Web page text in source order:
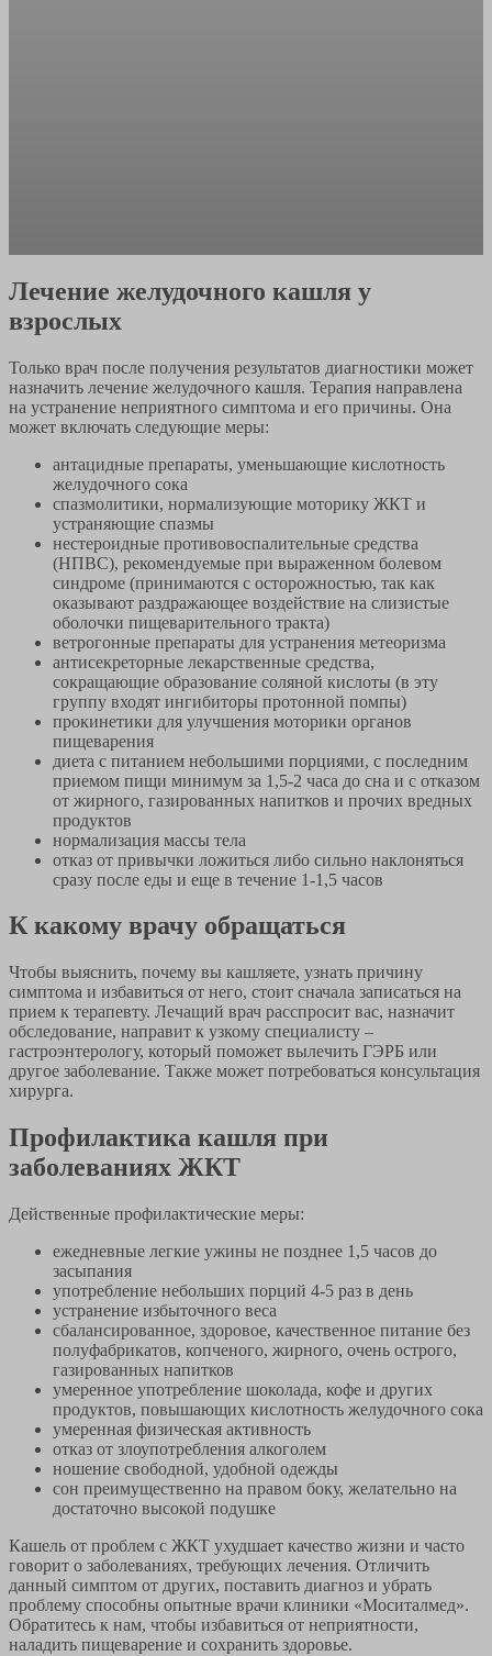
Лечение желудочного кашля у
взрослых
Только врач после получения результатов диагностики может
назначить лечение желудочного кашля. Терапия направлена
на устранение неприятного симптома и его причины. Она
может включать следующие меры:
антацидные препараты, уменьшающие кислотность
желудочного сока
спазмолитики, нормализующие моторику ЖКТ и
устраняющие спазмы
нестероидные противовоспалительные средства
(НПВС), рекомендуемые при выраженном болевом
синдроме (принимаются с осторожностью, так как
оказывают раздражающее воздействие на слизистые
оболочки пищеварительного тракта)
ветрогонные препараты для устранения метеоризма
антисекреторные лекарственные средства,
сокращающие образование соляной кислоты (в эту
группу входят ингибиторы протонной помпы)
прокинетики для улучшения моторики органов
пищеварения
диета с питанием небольшими порциями, с последним
приемом пищи минимум за 1,5-2 часа до сна и с отказом
от жирного, газированных напитков и прочих вредных
продуктов
нормализация массы тела
отказ от привычки ложиться либо сильно наклоняться
сразу после еды и еще в течение 1-1,5 часов
К какому врачу обращаться
Чтобы выяснить, почему вы кашляете, узнать причину
симптома и избавиться от него, стоит сначала записаться на
прием к терапевту. Лечащий врач расспросит вас, назначит
обследование, направит к узкому специалисту –
гастроэнтерологу, который поможет вылечить ГЭРБ или
другое заболевание. Также может потребоваться консультация
хирурга.
Профилактика кашля при
заболеваниях ЖКТ
Действенные профилактические меры:
ежедневные легкие ужины не позднее 1,5 часов до
засыпания
употребление небольших порций 4-5 раз в день
устранение избыточного веса
сбалансированное, здоровое, качественное питание без
полуфабрикатов, копченого, жирного, очень острого,
газированных напитков
умеренное употребление шоколада, кофе и других
продуктов, повышающих кислотность желудочного сока
умеренная физическая активность
отказ от злоупотребления алкоголем
ношение свободной, удобной одежды
сон преимущественно на правом боку, желательно на
достаточно высокой подушке
Кашель от проблем с ЖКТ ухудшает качество жизни и часто
говорит о заболеваниях, требующих лечения. Отличить
данный симптом от других, поставить диагноз и убрать
проблему способны опытные врачи клиники «Моситалмед».
Обратитесь к нам, чтобы избавиться от неприятности,
наладить пищеварение и сохранить здоровье.